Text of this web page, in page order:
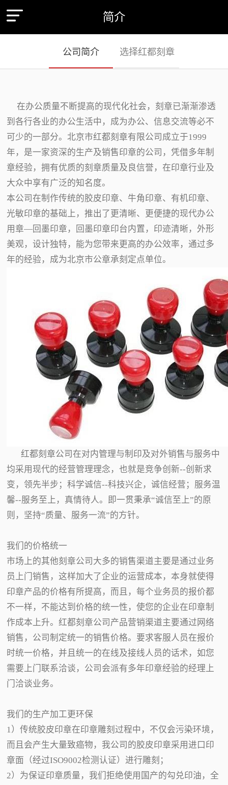
简介
公司简介 选择红都刻章
在办公质量不断提高的现代化社会，刻章已渐渐渗透
到各行各业的办公生活中，成为办公、信息交流等必不
可少的一部分。北京市红都刻章有限公司成立于1999
年，是一家资深的生产及销售印章的公司，凭借多年制
章经验，拥有优质的刻章质量及良信誉，在印章行业及
大众中享有广泛的知名度。
本公司在制作传统的胶皮印章、牛角印章、有机印章、
光敏印章的基础上，推出了更清晰、更便捷的现代办公
用章—回墨印章，回墨印章印台内置，印迹清晰，外形
美观，设计独特，能为您带来更高的办公效率，通过多
年的经验，成为北京市公章承刻定点单位。
红都刻章公司在对内管理与制印及对外销售与服务中
均采用现代的经营管理理念，也就是竞争创新--创新求
变，领先半步；科学诚信--科技兴企，诚信经营；服务温
馨--服务至上，真情待人。即一贯秉承“诚信至上”的原
则，坚持“质量、服务一流”的方针。
我们的价格统一
市场上的其他刻章公司大多的销售渠道主要是通过业务
员上门销售，这样加大了企业的运营成本，本身就使得
印章产品的价格有所提高，而且，每个业务员的报价都
不一样，不能达到价格的统一性，使您的企业在印章制
作成本上升。红都刻章公司产品营销渠道主要通过网络
销售，公司制定统一的销售价格。要求客服人员在报价
时统一价格，并且统一的在线及接线人员的话术，如您
需要上门联系洽谈，公司会派有多年印章经验的经理上
门洽谈业务。
我们的生产加工更环保
1）传统胶皮印章在印章雕刻过程中，不仅会污染环境，
而且会产生大量致癌物，我公司的胶皮印章采用进口印
章面（经过ISO9002检测认证）进行雕刻；
2）为保证印章质量，我们拒绝使用国产的勾兑印油，全